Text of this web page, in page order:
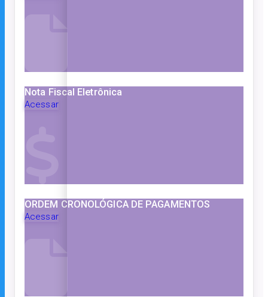
Nota Fiscal Eletrônica
Acessar
ORDEM CRONOLÓGICA DE PAGAMENTOS
Acessar